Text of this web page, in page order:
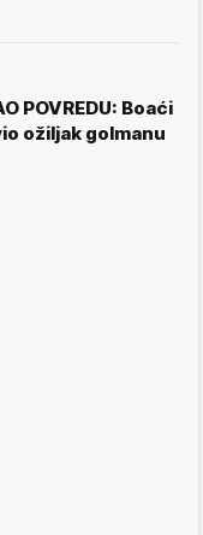
POVREDU: Boaći
ožiljak golmanu